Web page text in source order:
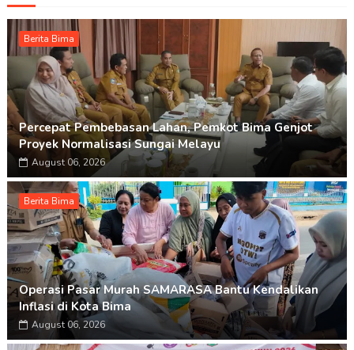
Berita Bima
Percepat Pembebasan Lahan, Pemkot Bima Genjot
Proyek Normalisasi Sungai Melayu
August 06, 2026
Berita Bima
Operasi Pasar Murah SAMARASA Bantu Kendalikan
Inflasi di Kota Bima
August 06, 2026